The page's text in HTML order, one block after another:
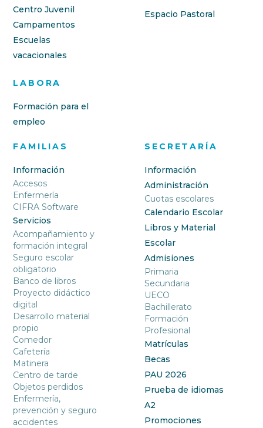
Centro Juvenil
Campamentos
Escuelas
vacacionales
LABORA
Formación para el
empleo
Espacio Pastoral
FAMILIAS
Información
Accesos
Enfermería
CIFRA Software
Servicios
Acompañamiento y
formación integral
Seguro escolar
obligatorio
Banco de libros
Proyecto didáctico
digital
Desarrollo material
propio
Comedor
Cafetería
Matinera
Centro de tarde
Objetos perdidos
Enfermería,
prevención y seguro
accidentes
SECRETARÍA
Información
Administración
Cuotas escolares
Calendario Escolar
Libros y Material
Escolar
Admisiones
Primaria
Secundaria
UECO
Bachillerato
Formación
Profesional
Matrículas
Becas
PAU 2026
Prueba de idiomas
A2
Promociones